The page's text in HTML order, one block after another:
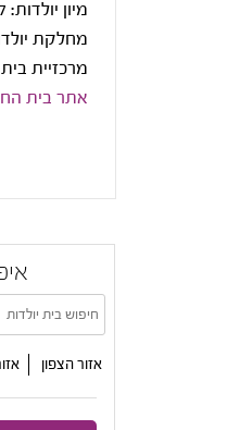
מיון יולדות:
מחלקת
מרכזיית
אתר בית
אזור הצפון